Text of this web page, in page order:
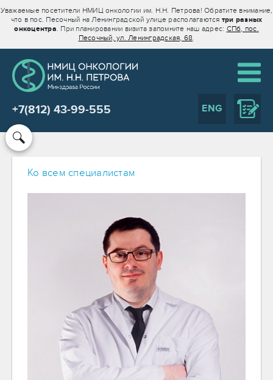
Уважаемые посетители НМИЦ онкологии им. Н.Н. Петрова! Обратите внимание,
что в пос. Песочный на Ленинградской улице располагаются три разных
онкоцентра. При планировании визита запомните наш адрес: СПб, пос.
Песочный, ул. Ленинградская, 68.
+7(812) 43-99-555 ENG
Ко всем специалистам